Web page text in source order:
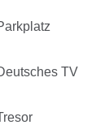
TV